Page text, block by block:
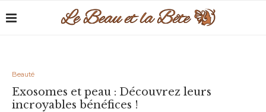
Beauté
Exosomes et peau : Découvrez leurs
incroyables bénéfices !